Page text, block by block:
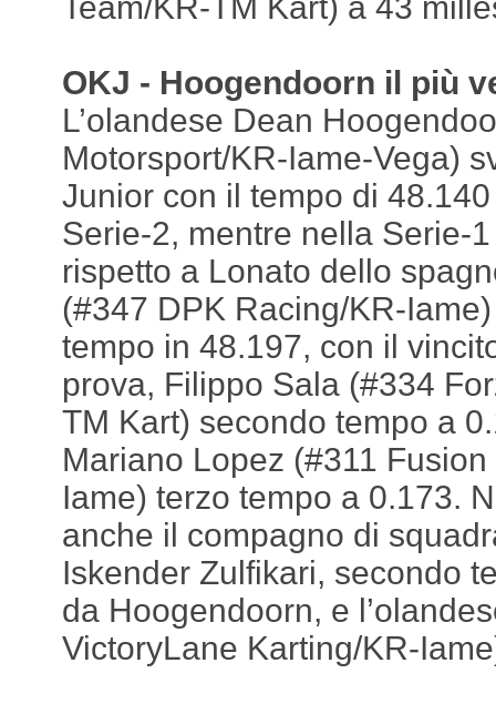
Team/KR-TM Kart) a 43
OKJ - Hoogendoorn il più
L’olandese Dean
Motorsport/KR-Iame-Vega)
Junior con il tempo di
Serie-2, mentre nella Serie-
rispetto a Lonato dello
(#347 DPK Racing/KR-
tempo in 48.197, con il
prova, Filippo Sala (#334
TM Kart) secondo tempo a
Mariano Lopez (#311
Iame) terzo tempo a 0.173.
anche il compagno di
Iskender Zulfikari, secondo
da Hoogendoorn, e
VictoryLane Karting/KR-